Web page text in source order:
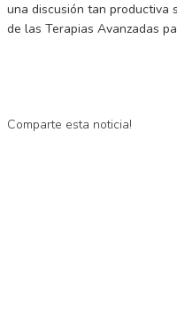
una discusión tan productiva
de las Terapias Avanzadas
Comparte esta noticia!